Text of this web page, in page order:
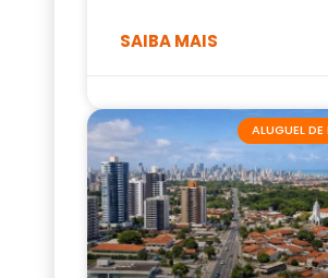
SAIBA MAIS
ALUGUEL